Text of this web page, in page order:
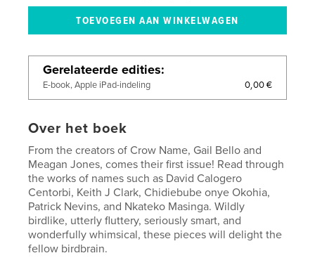
Gerelateerde edities
E-book, Apple iPad-indeling 0,00 €
Over het boek
From the creators of Crow Name, Gail Bello and
Meagan Jones, comes their first issue! Read through
the works of names such as David Calogero
Centorbi, Keith J Clark, Chidiebube onye Okohia,
Patrick Nevins, and Nkateko Masinga. Wildly
birdlike, utterly fluttery, seriously smart, and
wonderfully whimsical, these pieces will delight the
fellow birdbrain.